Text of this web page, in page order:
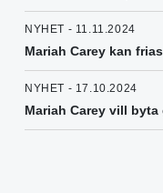
NYHET - 11.11.2024
Mariah Carey kan
NYHET - 17.10.2024
Mariah Carey vill